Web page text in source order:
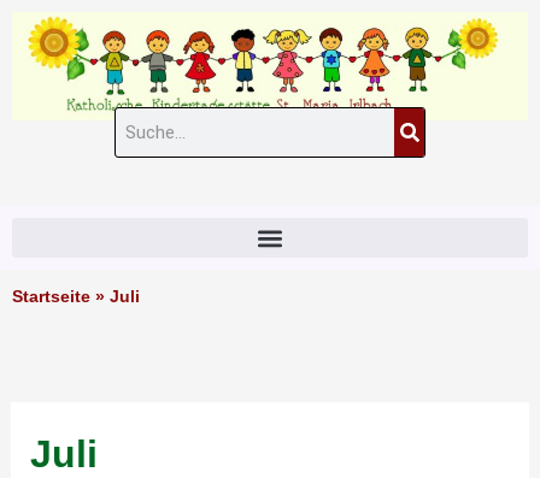
Zum
Inhalt
springen
Suche
Startseite » Juli
Juli